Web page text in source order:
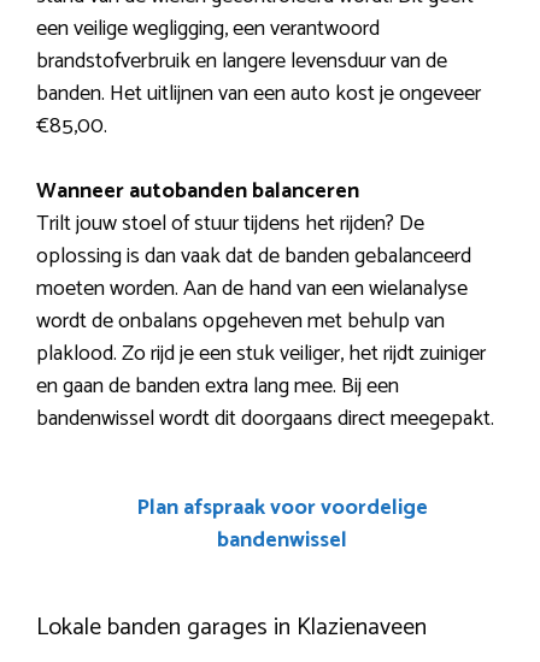
een veilige wegligging, een verantwoord
brandstofverbruik en langere levensduur van de
banden. Het uitlijnen van een auto kost je ongeveer
€85,00.
Wanneer autobanden balanceren
Trilt jouw stoel of stuur tijdens het rijden? De
oplossing is dan vaak dat de banden gebalanceerd
moeten worden. Aan de hand van een wielanalyse
wordt de onbalans opgeheven met behulp van
plaklood. Zo rijd je een stuk veiliger, het rijdt zuiniger
en gaan de banden extra lang mee. Bij een
bandenwissel wordt dit doorgaans direct meegepakt.
Plan afspraak voor voordelige
bandenwissel
Lokale banden garages in Klazienaveen